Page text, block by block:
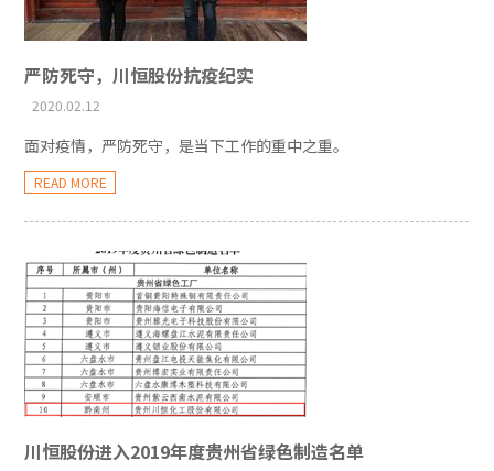
严防死守，川恒股份抗疫纪实
2020.02.12
面对疫情，严防死守，是当下工作的重中之重。
READ MORE
川恒股份进入2019年度贵州省绿色制造名单